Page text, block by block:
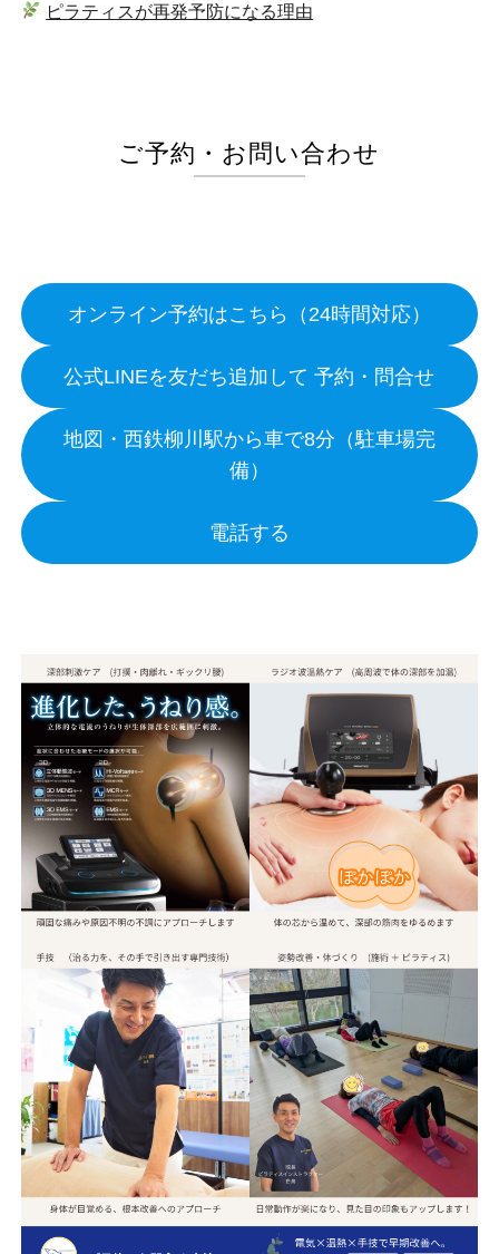
ピラティスが再発予防になる理由
ご予約・お問い合わせ
オンライン予約はこちら（24時間対応）
公式LINEを友だち追加して 予約・問合せ
地図・西鉄柳川駅から車で8分（駐車場完
備）
電話する